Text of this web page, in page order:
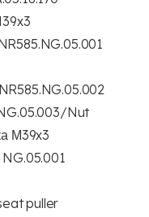
Nut
М39х3
puller